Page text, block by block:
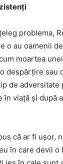
problema,
o au oamenii
moartea
despărțire sau
de adversitate
în viață și după
că ar fi ușor,
în care devii o